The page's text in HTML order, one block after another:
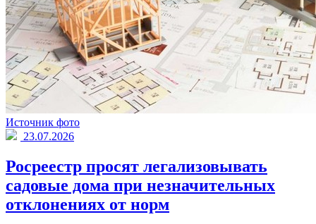
Источник фото
23.07.2026
Росреестр просят легализовывать
садовые дома при незначительных
отклонениях от норм